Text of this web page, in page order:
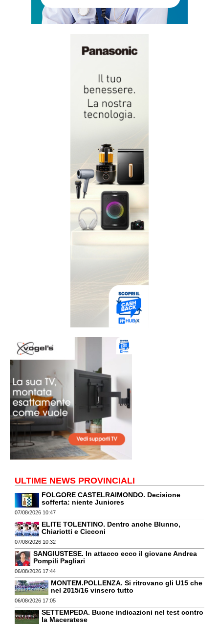
ULTIME NEWS PROVINCIALI
FOLGORE CASTELRAIMONDO. Decisione
sofferta: niente Juniores
07/08/2026 10:47
ELITE TOLENTINO. Dentro anche Blunno,
Chiariotti e Cicconi
07/08/2026 10:32
SANGIUSTESE. In attacco ecco il giovane Andrea
Pompili Pagliari
06/08/2026 17:44
MONTEM.POLLENZA. Si ritrovano gli U15 che
nel 2015/16 vinsero tutto
06/08/2026 17:05
SETTEMPEDA. Buone indicazioni nel test contro
la Maceratese